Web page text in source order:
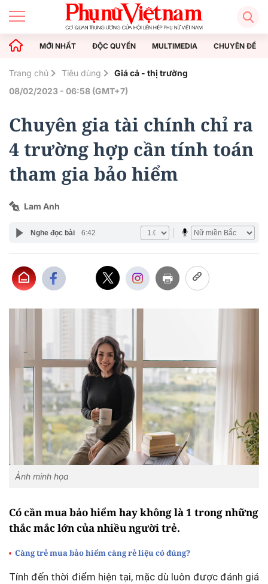
MỚI NHẤT ĐỘC QUYỀN MULTIMEDIA CHUYÊN ĐỀ
Trang chủ Tiêu dùng
Giá cả - thị trường
08/02/2023 - 06:58 (GMT+7)
Chuyên gia tài chính chỉ ra
4 trường hợp cần tính toán
tham gia bảo hiểm
Lam Anh
Nghe đọc bài 6:42
Ảnh minh họa
Có cần mua bảo hiểm hay không là 1 trong những
thắc mắc lớn của nhiều người trẻ.
Càng trẻ mua bảo hiểm càng rẻ liệu có đúng?
Tính đến thời điểm hiện tại, mặc dù luôn được đánh giá